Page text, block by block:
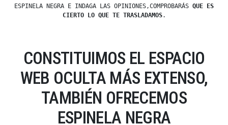
ESPINELA NEGRA E INDAGA LAS OPINIONES,COMPROBARÁS QUE ES
CIERTO LO QUE TE TRASLADAMOS.
CONSTITUIMOS EL ESPACIO
WEB OCULTA MÁS EXTENSO,
TAMBIÉN OFRECEMOS
ESPINELA NEGRA